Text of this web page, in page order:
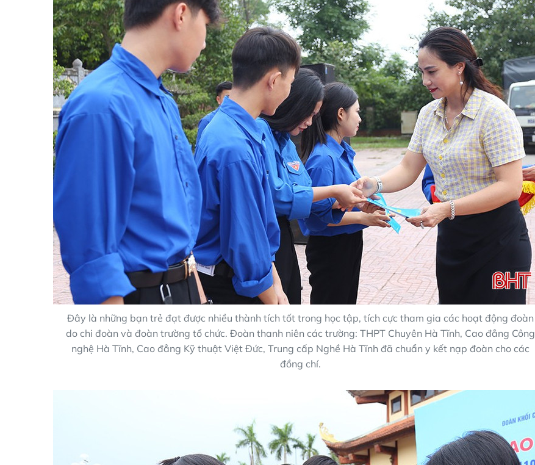
Đây là những bạn trẻ đạt được nhiều thành tích tốt trong học tập, tích cực tham gia các hoạt động đoàn
do chi đoàn và đoàn trường tổ chức. Đoàn thanh niên các trường: THPT Chuyên Hà Tĩnh, Cao đẳng Công
nghệ Hà Tĩnh, Cao đẳng Kỹ thuật Việt Đức, Trung cấp Nghề Hà Tĩnh đã chuẩn y kết nạp đoàn cho các
đồng chí.